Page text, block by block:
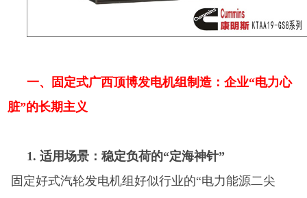
一、固定式广西顶博发电机组制造：企业“电力心
脏”的长期主义
1. 适用场景：稳定负荷的“定海神针”
固定好式汽轮发电机组好似行业的“电力能源二尖